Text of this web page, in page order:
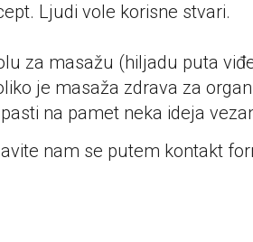
Ljudi vole korisne stvari.
za masažu (hiljadu puta
je masaža zdrava za
na pamet neka ideja
nam se putem kontakt